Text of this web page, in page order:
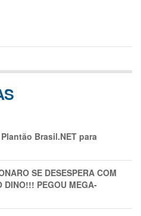
Brasil.NET para
SE DESESPERA COM
DINO!!! PEGOU MEGA-